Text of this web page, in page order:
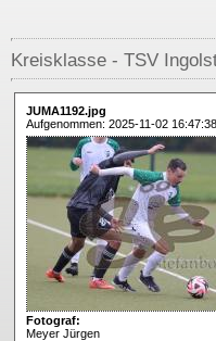
Kreisklasse - TSV
JUMA1192.jpg
Aufgenommen: 2025-11-02 16:47:38
Fotograf:
Meyer Jürgen